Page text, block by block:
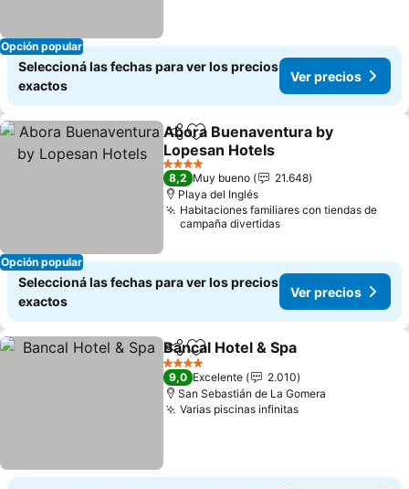
Opción popular
Seleccioná las fechas para ver los precios
exactos
Ver precios
Opción popular
CompartirAñadir a favoritos
Abora Buenaventura by
Lopesan Hotels
Ver precios
4 Estrellas
8,2 Muy bueno
21.648
Playa del Inglés
Habitaciones familiares con tiendas de
campaña divertidas
Seleccioná las fechas para ver los precios
exactos
Ver precios
CompartirAñadir a favoritos
Bancal Hotel & Spa
4 Estrellas
9,0 Excelente
2.010
San Sebastián de La Gomera
Varias piscinas infinitasVer precios